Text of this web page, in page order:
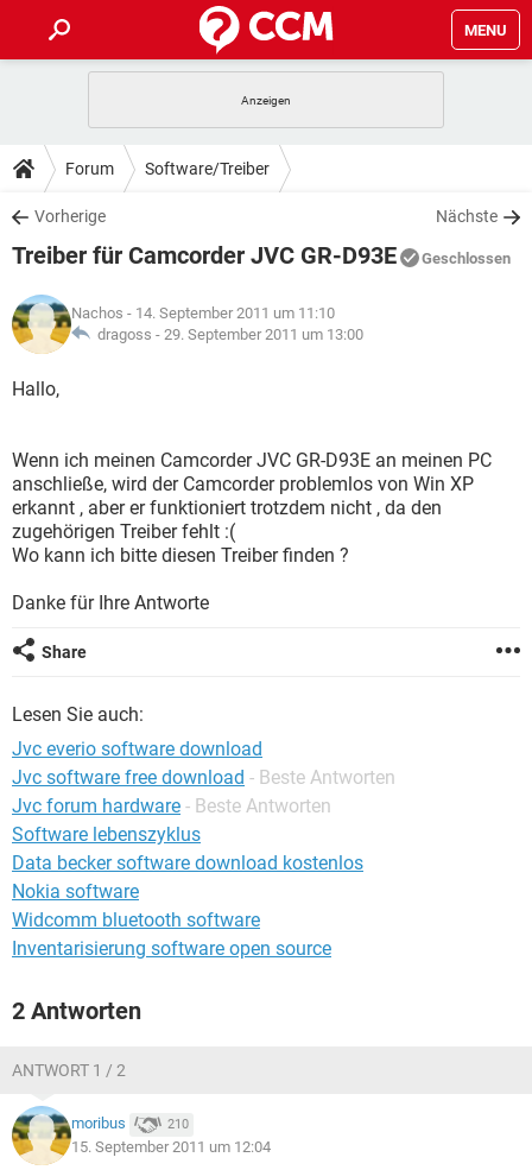
MENU
ANDROID IOS
WINDOWS 10
WHATSAPP TIKTOK
FACEBOOK
TIPPS & TRICKS
SPIELE
WHATSAPP TIKTOK
FACEBOOK
DOWNLOADS
SPIELE STREAMING
ANDROID
WINDOWS 10 INSTAGRAM
WHATSAPP
SPIELE STREAMING
ANDROID
WINDOWS 10
FACEBOOK HARDWARE
LEXIKON
SPIELE
WINDOWS 10 INSTAGRAM
WHATSAPP TIKTOK
FACEBOOK
Forum Software/Treiber
Vorherige Nächste
Treiber für Camcorder JVC GR-D93E Geschlossen
Nachos - 14. September 2011 um 11:10
dragoss - 29. September 2011 um 13:00
Hallo,
Wenn ich meinen Camcorder JVC GR-D93E an meinen PC
anschließe, wird der Camcorder problemlos von Win XP
erkannt , aber er funktioniert trotzdem nicht , da den
zugehörigen Treiber fehlt :(
Wo kann ich bitte diesen Treiber finden ?
Danke für Ihre Antworte
Share
Lesen Sie auch:
Jvc everio software download
Jvc software free download - Beste Antworten
Jvc forum hardware - Beste Antworten
Software lebenszyklus
Data becker software download kostenlos
Nokia software
Widcomm bluetooth software
Inventarisierung software open source
2 Antworten
ANTWORT 1 / 2
moribus 210
15. September 2011 um 12:04